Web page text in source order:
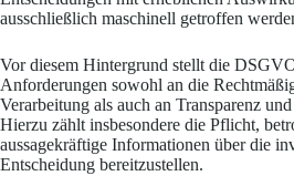
ausschließlich maschinell getroffen
Vor diesem Hintergrund stellt die
Anforderungen sowohl an die
Verarbeitung als auch an Transparenz
Hierzu zählt insbesondere die Pflicht,
aussagekräftige Informationen über die
Entscheidung bereitzustellen.